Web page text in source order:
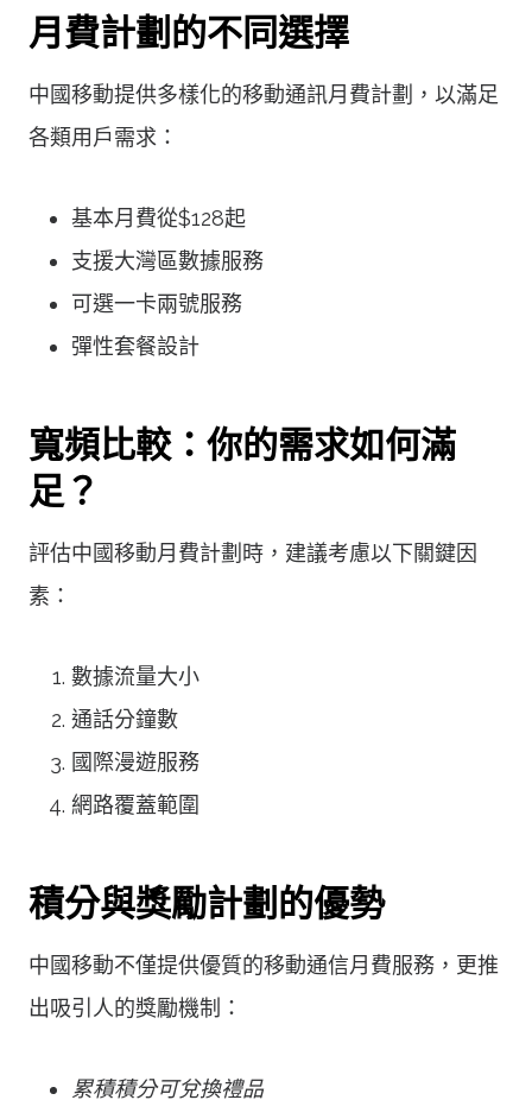
月費計劃的不同選擇
中國移動提供多樣化的移動通訊月費計劃，以滿足
各類用戶需求：
基本月費從$128起
支援大灣區數據服務
可選一卡兩號服務
彈性套餐設計
寬頻比較：你的需求如何滿
足？
評估中國移動月費計劃時，建議考慮以下關鍵因
素：
數據流量大小
通話分鐘數
國際漫遊服務
網路覆蓋範圍
積分與獎勵計劃的優勢
中國移動不僅提供優質的移動通信月費服務，更推
出吸引人的獎勵機制：
累積積分可兌換禮品